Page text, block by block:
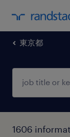
東京都
1606